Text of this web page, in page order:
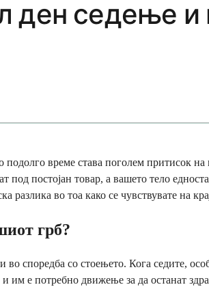
ден седење
време става поголем притисок
постојан товар, а вашето тело
во тоа како се чувствувате на
грб?
споредба со стоењето. Кога седите,
е потребно движење за да останат